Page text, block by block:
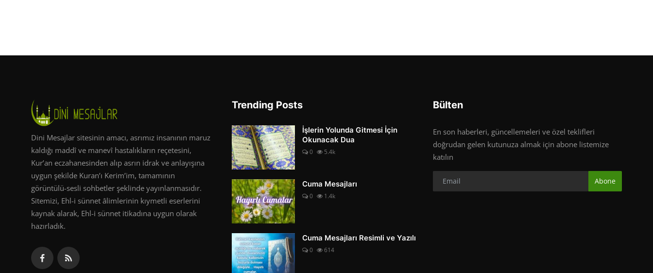
Dini Mesajlar sitesinin amacı, asrımız insanının maruz
kaldığı maddî ve manevî hastalıkların reçetesini,
Kur’an eczahanesinden alıp asrın idrak ve anlayışına
uygun şekilde Kuran’ı Kerim’im, tamamının
görüntülü-sesli sohbetler şeklinde yayınlanmasıdır.
Sitemizi, Ehl-i sünnet âlimlerinin kıymetli eserlerini
kaynak alarak, Ehl-i sünnet itikadına uygun olarak
hazırladık.
Trending Posts
İşlerin Yolunda Gitmesi İçin
Okunacak Dua
0 5.4k
Cuma Mesajları
0 1.4k
Cuma Mesajları Resimli ve Yazılı
0 614
Bülten
En son haberleri, güncellemeleri ve özel teklifleri
doğrudan gelen kutunuza almak için abone listemize
katılın
Abone